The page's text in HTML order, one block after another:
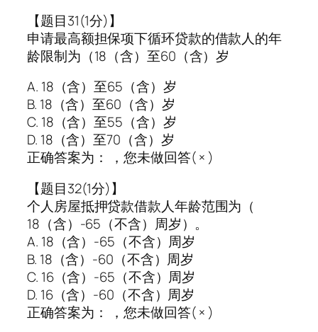
【题目31(1分)】
申请最高额担保项下循环贷款的借款人的年
龄限制为（18（含）至60（含）岁
A. 18（含）至65（含）岁
B. 18（含）至60（含）岁
C. 18（含）至55（含）岁
D. 18（含）至70（含）岁
正确答案为： ，您未做回答( × )
【题目32(1分)】
个人房屋抵押贷款借款人年龄范围为（
18（含）-65（不含）周岁）。
A. 18（含）-65（不含）周岁
B. 18（含）-60（不含）周岁
C. 16（含）-65（不含）周岁
D. 16（含）-60（不含）周岁
正确答案为： ，您未做回答( × )